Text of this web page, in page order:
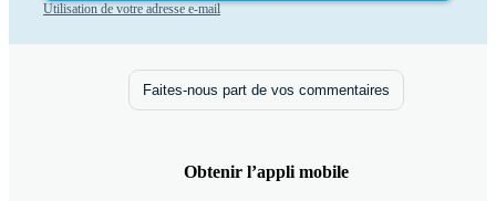
Utilisation de votre adresse e-mail
Faites-nous part de vos commentaires
Obtenir l’appli mobile